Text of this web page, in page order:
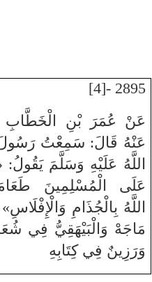
2895 -[4]
عَنْ عُمَرَ بْنِ الْخَطَّابِ
عَنْهُ قَالَ: سَمِعْتُ
اللَّهُ عَلَيْهِ وَسَلَّمَ يَقُولُ:
عَلَى الْمُسْلِمِينَ
اللَّهُ بِالْجُذَامِ
مَاجَهْ وَالْبَيْهَقِيُّ فِي
وَرَزِينٌ فِي كِتَابِهِ